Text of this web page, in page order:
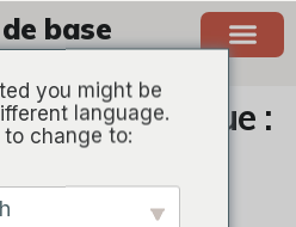
base
et basique :
pour
sans filtre.
you might be
language.
change to: